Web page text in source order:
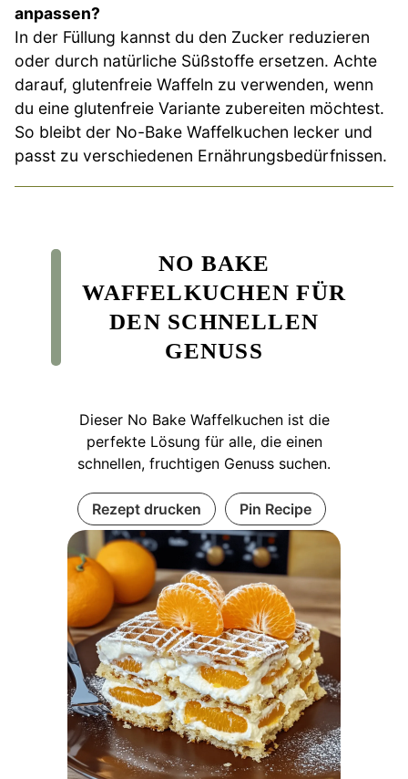
anpassen?
In der Füllung kannst du den Zucker reduzieren
oder durch natürliche Süßstoffe ersetzen. Achte
darauf, glutenfreie Waffeln zu verwenden, wenn
du eine glutenfreie Variante zubereiten möchtest.
So bleibt der No-Bake Waffelkuchen lecker und
passt zu verschiedenen Ernährungsbedürfnissen.
NO BAKE
WAFFELKUCHEN FÜR
DEN SCHNELLEN
GENUSS
Dieser No Bake Waffelkuchen ist die
perfekte Lösung für alle, die einen
schnellen, fruchtigen Genuss suchen.
Rezept drucken Pin Recipe